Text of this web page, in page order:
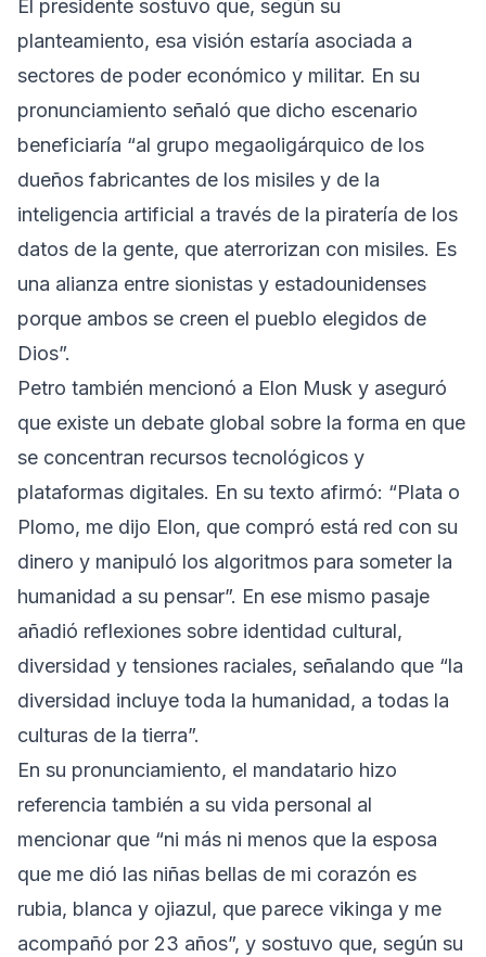
El presidente sostuvo que, según su
planteamiento, esa visión estaría asociada a
sectores de poder económico y militar. En su
pronunciamiento señaló que dicho escenario
beneficiaría “al grupo megaoligárquico de los
dueños fabricantes de los misiles y de la
inteligencia artificial a través de la piratería de los
datos de la gente, que aterrorizan con misiles. Es
una alianza entre sionistas y estadounidenses
porque ambos se creen el pueblo elegidos de
Dios”.
Petro también mencionó a Elon Musk y aseguró
que existe un debate global sobre la forma en que
se concentran recursos tecnológicos y
plataformas digitales. En su texto afirmó: “Plata o
Plomo, me dijo Elon, que compró está red con su
dinero y manipuló los algoritmos para someter la
humanidad a su pensar”. En ese mismo pasaje
añadió reflexiones sobre identidad cultural,
diversidad y tensiones raciales, señalando que “la
diversidad incluye toda la humanidad, a todas la
culturas de la tierra”.
En su pronunciamiento, el mandatario hizo
referencia también a su vida personal al
mencionar que “ni más ni menos que la esposa
que me dió las niñas bellas de mi corazón es
rubia, blanca y ojiazul, que parece vikinga y me
acompañó por 23 años”, y sostuvo que, según su